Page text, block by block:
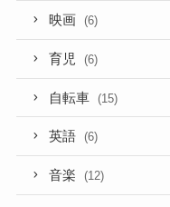
映画 (6)
育児 (6)
自転車 (15)
英語 (6)
音楽 (12)